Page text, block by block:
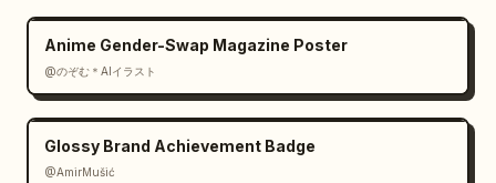
Der Charakter bleibt der hellste Blickpunkt
Anime Gender-Swap Magazine Poster
@のぞむ＊AIイラスト
Glossy Brand Achievement Badge
@AmirMušić